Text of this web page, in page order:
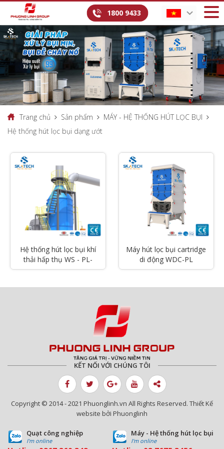
1800 9433
Trang chủ Sản phẩm
MÁY - HỆ THỐNG HÚT LỌC BỤI
Hệ thống hút lọc bụi dạng ướt
Hệ thống hút lọc bụi khí
thải hấp thụ WS - PL-
Series
Máy hút lọc bụi cartridge
di động WDC-PL
KẾT NỐI VỚI CHÚNG TÔI
Copyright © 2014 - 2021 Phuonglinh.vn All Rights Reserved. Thiết Kế
website bởi Phuonglinh
Quạt công nghiệp
I'm online
Máy - Hệ thống hút lọc bụi
I'm online